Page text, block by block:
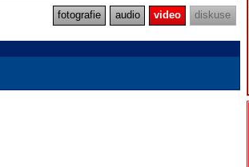
fotografie audio video diskuse